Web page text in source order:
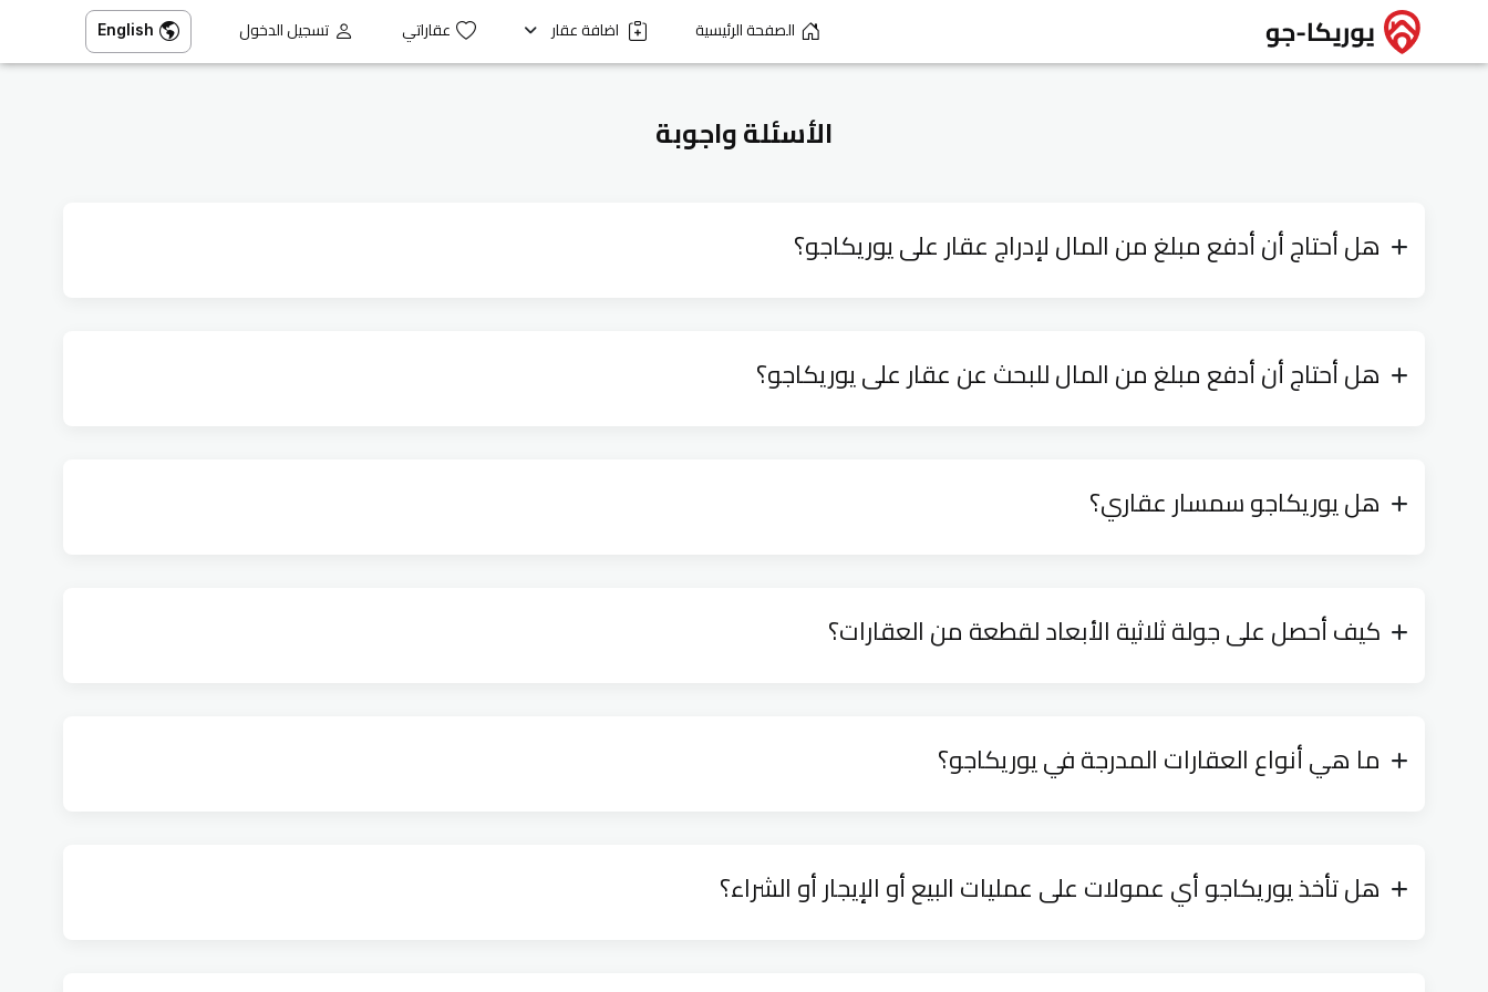
الصفحة الرئيسية اضافة عقار عقاراتي تسجيل الدخول English
الأسئلة واجوبة
هل أحتاج أن أدفع مبلغ من المال لإدراج عقار على يوريكاجو؟
هل أحتاج أن أدفع مبلغ من المال للبحث عن عقار على يوريكاجو؟
هل يوريكاجو سمسار عقاري؟
كيف أحصل على جولة ثلاثية الأبعاد لقطعة من العقارات؟
ما هي أنواع العقارات المدرجة في يوريكاجو؟
هل تأخذ يوريكاجو أي عمولات على عمليات البيع أو الإيجار أو الشراء؟